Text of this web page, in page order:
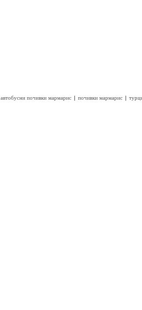
автобусни почивки мармарис | почивки мармарис |